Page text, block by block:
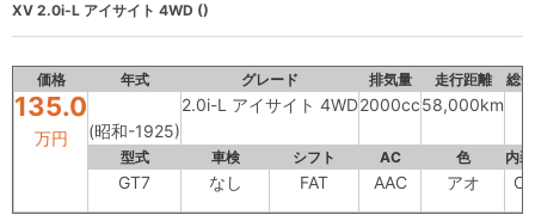
XV 2.0i-L アイサイト 4WD ()
価格 年式 グレード 排気量 走行距離 総
135.0
万円 (昭和-1925)
2.0i-L アイサイト 4WD2000cc58,000km
型式 車検 シフト AC 色 内装
GT7 なし FAT AAC アオ C